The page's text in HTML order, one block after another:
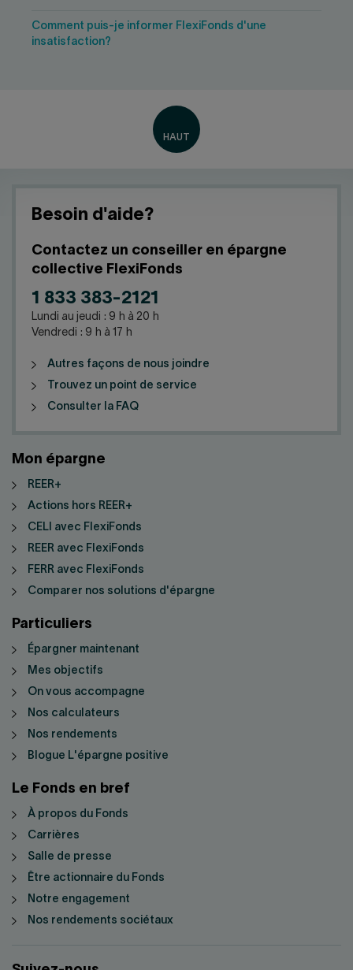
Comment puis-je informer FlexiFonds d'une
insatisfaction?
Besoin d'aide?
Contactez un conseiller en épargne
collective FlexiFonds
1 833 383-2121
Lundi au jeudi : 9 h à 20 h
Vendredi : 9 h à 17 h
Autres façons de nous joindre
Trouvez un point de service
Consulter la FAQ
Mon épargne
REER+
Actions hors REER+
CELI avec FlexiFonds
REER avec FlexiFonds
FERR avec FlexiFonds
Comparer nos solutions d'épargne
Particuliers
Épargner maintenant
Mes objectifs
On vous accompagne
Nos calculateurs
Nos rendements
Blogue L'épargne positive
Le Fonds en bref
À propos du Fonds
Carrières
Salle de presse
Être actionnaire du Fonds
Notre engagement
Nos rendements sociétaux